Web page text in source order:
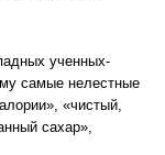
ученных-
самые нелестные
«чистый,
сахар»,